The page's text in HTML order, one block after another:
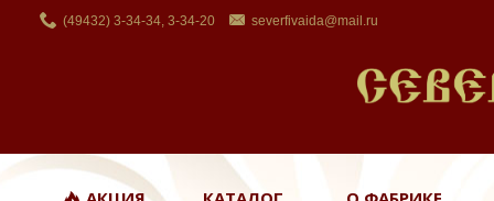
(49432) 3-34-34, 3-34-20 severfivaida@mail.ru